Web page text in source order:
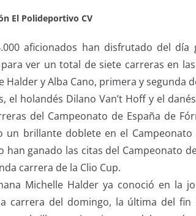
El Polideportivo CV
aficionados han disfrutado del día
para ver un total de siete carreras en
Halder y Alba Cano, primera y segunda
el holandés Dilano Van’t Hoff y el
del Campeonato de España de
un brillante doblete en el Campeonato
han ganado las citas del Campeonato
carrera de la Clio Cup.
Michelle Halder ya conoció en la
carrera del domingo, la última del